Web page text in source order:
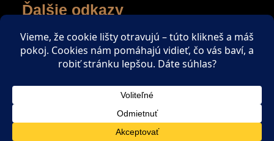
Ďalšie odkazy
Spriatelené weby
Zaujímavé čítanie
Copyright © All rights reserved.